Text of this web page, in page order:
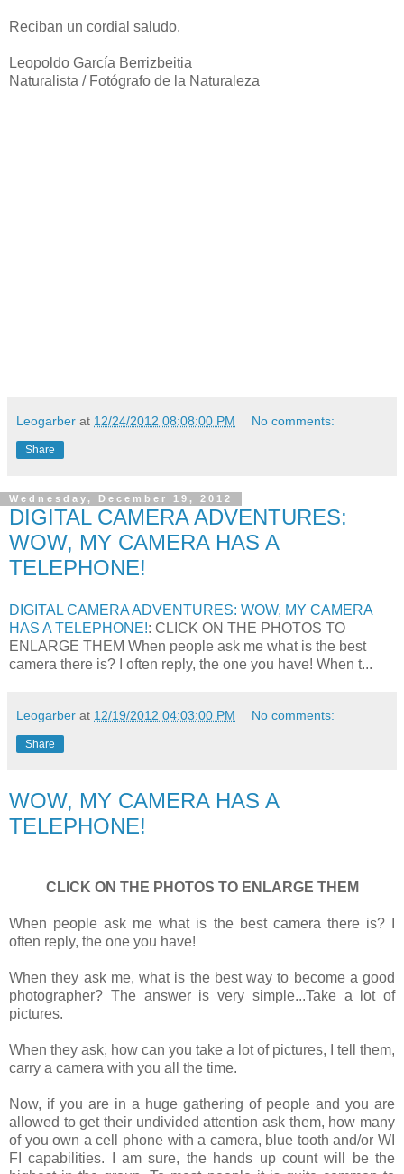
Reciban un cordial saludo.
Leopoldo García Berrizbeitia
Naturalista / Fotógrafo de la Naturaleza
Leogarber at 12/24/2012 08:08:00 PM No comments:
Share
Wednesday, December 19, 2012
DIGITAL CAMERA ADVENTURES:
WOW, MY CAMERA HAS A
TELEPHONE!
DIGITAL CAMERA ADVENTURES: WOW, MY CAMERA
HAS A TELEPHONE!: CLICK ON THE PHOTOS TO
ENLARGE THEM When people ask me what is the best
camera there is? I often reply, the one you have! When t...
Leogarber at 12/19/2012 04:03:00 PM No comments:
Share
WOW, MY CAMERA HAS A
TELEPHONE!
CLICK ON THE PHOTOS TO ENLARGE THEM
When people ask me what is the best camera there is? I
often reply, the one you have!
When they ask me, what is the best way to become a good
photographer? The answer is very simple...Take a lot of
pictures.
When they ask, how can you take a lot of pictures, I tell them,
carry a camera with you all the time.
Now, if you are in a huge gathering of people and you are
allowed to get their undivided attention ask them, how many
of you own a cell phone with a camera, blue tooth and/or WI
FI capabilities. I am sure, the hands up count will be the